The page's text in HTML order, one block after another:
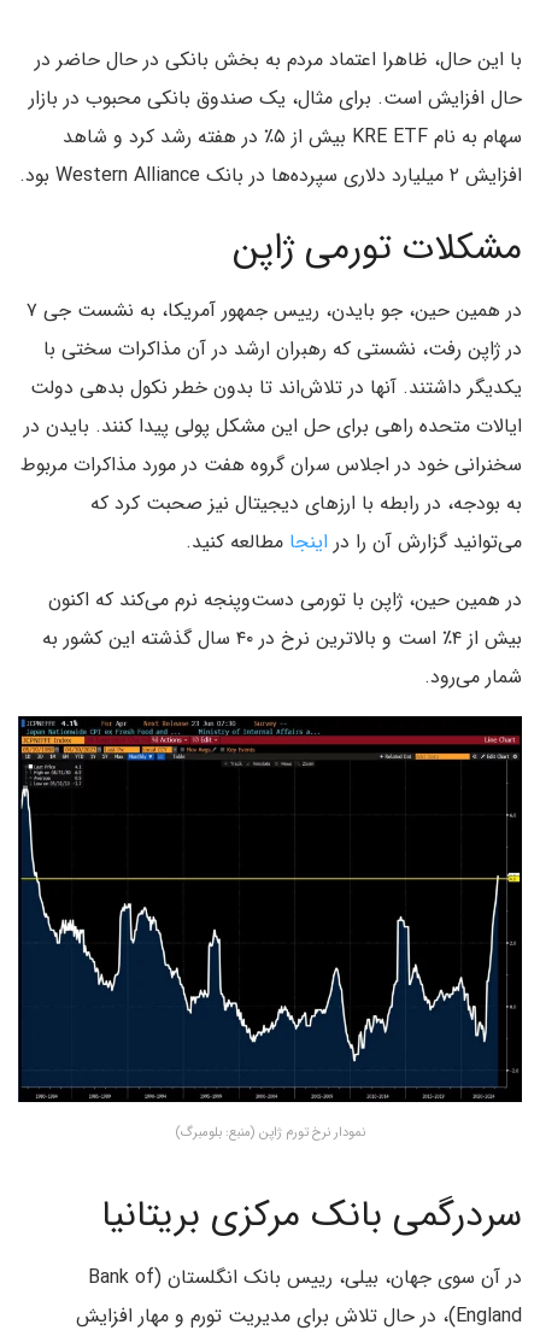
با این حال، ظاهرا اعتماد مردم به بخش بانکی در حال حاضر در
حال افزایش است. برای مثال، یک صندوق بانکی محبوب در بازار
سهام به نام KRE ETF بیش از ۵٪ در هفته رشد کرد و شاهد
افزایش ۲ میلیارد دلاری سپرده‌ها در بانک Western Alliance بود.
مشکلات تورمی ژاپن
در همین حین، جو بایدن، رییس جمهور آمریکا، به نشست جی ۷
در ژاپن رفت، نشستی که رهبران ارشد در آن مذاکرات سختی با
یکدیگر داشتند. آنها در تلاش‌اند تا بدون خطر نکول بدهی دولت
ایالات متحده راهی برای حل این مشکل پولی پیدا کنند. بایدن در
سخنرانی خود در اجلاس سران گروه هفت در مورد مذاکرات مربوط
به بودجه، در رابطه با ارزهای دیجیتال نیز صحبت کرد که
می‌توانید گزارش آن را در اینجا مطالعه کنید.
در همین حین، ژاپن با تورمی دست‌وپنجه نرم می‌کند که اکنون
بیش از ۴٪ است و بالاترین نرخ در ۴۰ سال گذشته این کشور به
شمار می‌رود.
نمودار نرخ تورم ژاپن (منبع: بلومبرگ)
سردرگمی بانک مرکزی بریتانیا
در آن سوی جهان، بیلی، رییس بانک انگلستان (Bank of
England)، در حال تلاش برای مدیریت تورم و مهار افزایش